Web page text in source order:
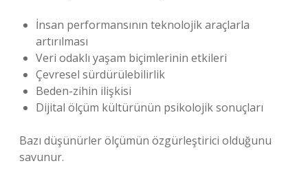
İnsan performansının teknolojik araçlarla
artırılması
Veri odaklı yaşam biçimlerinin etkileri
Çevresel sürdürülebilirlik
Beden-zihin ilişkisi
Dijital ölçüm kültürünün psikolojik sonuçları
Bazı düşünürler ölçümün özgürleştirici olduğunu
savunur.